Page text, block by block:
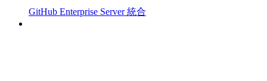
GitHub Enterprise Server 統合